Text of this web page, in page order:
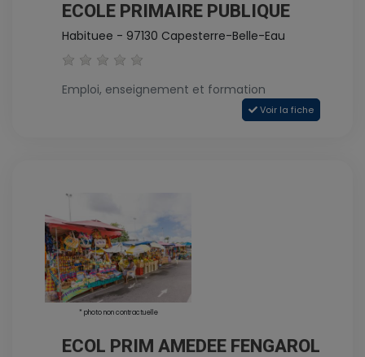
ECOLE PRIMAIRE PUBLIQUE
Habituee - 97130 Capesterre-Belle-Eau
Emploi, enseignement et formation
Voir la fiche
* photo non contractuelle
ECOL PRIM AMEDEE FENGAROL